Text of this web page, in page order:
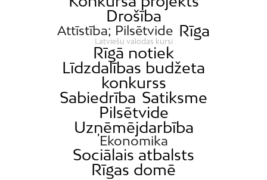
Drošība
Attīstība; Pilsētvide Rīga
Latviešu valodas kursi
Rīgā notiek
Līdzdalības budžeta
konkurss
Sabiedrība Satiksme
Pilsētvide
Uzņēmējdarbība
Ekonomika
Sociālais atbalsts
Rīgas domē